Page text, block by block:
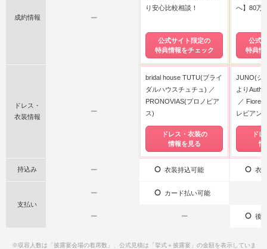
成約情報 ー
り安心比較相談！
公式サイト限定の
特典情報をチェック
へ】80万
公式
特典情
ドレス・
衣装情報
ー
bridal house TUTU(ブライ
ダルハウスチュチュ)
PRONOVIAS(プロノビア
ス)
ドレス・衣装の
情報を見る
JUNO(ジ
より
Fiore
レビアン
ド
情
持込み ー 衣装持込可能 衣
支払い
ー カード払い可能
ー ー 後
※収容人数は「披露宴会場の着席数」、公式見積は「挙式＋披露宴」の金額を表示していま